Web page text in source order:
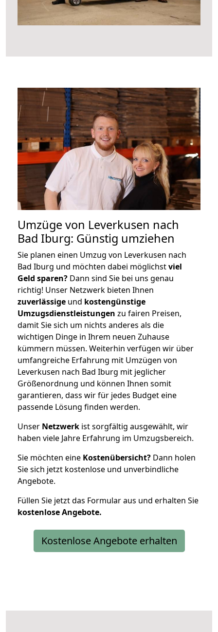
Umzüge von Leverkusen nach
Bad Iburg: Günstig umziehen
Sie planen einen Umzug von Leverkusen nach
Bad Iburg und möchten dabei möglichstviel
Geld sparen? Dann sind Sie bei uns genau
richtig! Unser Netzwerk bieten Ihnen
zuverlässige und kostengünstige
Umzugsdienstleistungen zu fairen Preisen,
damit Sie sich um nichts anderes als die
wichtigen Dinge in Ihrem neuen Zuhause
kümmern müssen. Weiterhin verfügen wir über
umfangreiche Erfahrung mit Umzügen von
Leverkusen nach Bad Iburg mit jeglicher
Größenordnung und können Ihnen somit
garantieren, dass wir für jedes Budget eine
passende Lösung finden werden.
Unser Netzwerk ist sorgfältig ausgewählt, wir
haben viele Jahre Erfahrung im Umzugsbereich.
Sie möchten eine Kostenübersicht? Dann holen
Sie sich jetzt kostenlose und unverbindliche
Angebote.
Füllen Sie jetzt das Formular aus und erhalten Sie
kostenloseAngebote.
Kostenlose Angebote erhalten